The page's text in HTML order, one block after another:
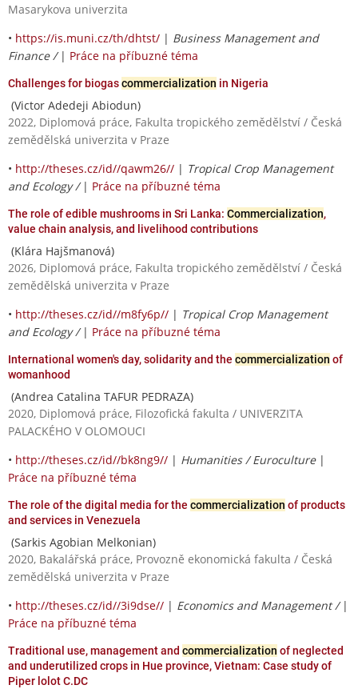
Masarykova univerzita
• https://is.muni.cz/th/dhtst/ | Business Management and
Finance / | Práce na příbuzné téma
Challenges for biogascommercialization in Nigeria
(Victor Adedeji Abiodun)
2022, Diplomová práce, Fakulta tropického zemědělství / Česká
zemědělská univerzita v Praze
• http://theses.cz/id//qawm26// | Tropical Crop Management
and Ecology / | Práce na příbuzné téma
The role of edible mushrooms in Sri Lanka: Commercialization,
value chain analysis, and livelihood contributions
(Klára Hajšmanová)
2026, Diplomová práce, Fakulta tropického zemědělství / Česká
zemědělská univerzita v Praze
• http://theses.cz/id//m8fy6p// | Tropical Crop Management
and Ecology / | Práce na příbuzné téma
International women's day, solidarity and the commercialization of
womanhood
(Andrea Catalina TAFUR PEDRAZA)
2020, Diplomová práce, Filozofická fakulta / UNIVERZITA
PALACKÉHO V OLOMOUCI
• http://theses.cz/id//bk8ng9// | Humanities / Euroculture|
Práce na příbuzné téma
The role of the digital media for the commercialization of products
and services in Venezuela
(Sarkis Agobian Melkonian)
2020, Bakalářská práce, Provozně ekonomická fakulta / Česká
zemědělská univerzita v Praze
• http://theses.cz/id//3i9dse// | Economics and Management / |
Práce na příbuzné téma
Traditional use, management and commercialization of neglected
and underutilized crops in Hue province, Vietnam: Case study of
Piper lolot C.DC